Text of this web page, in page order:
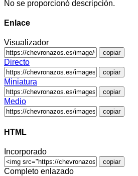
No se proporcionó descripción.
Enlace
Visualizador
copiar
Directo
copiar
Miniatura
copiar
Medio
copiar
HTML
Incorporado
copiar
Completo enlazado